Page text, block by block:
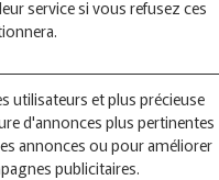
service si vous refusez ces
utilisateurs et plus précieuse
d'annonces plus pertinentes
annonces ou pour améliorer
publicitaires.